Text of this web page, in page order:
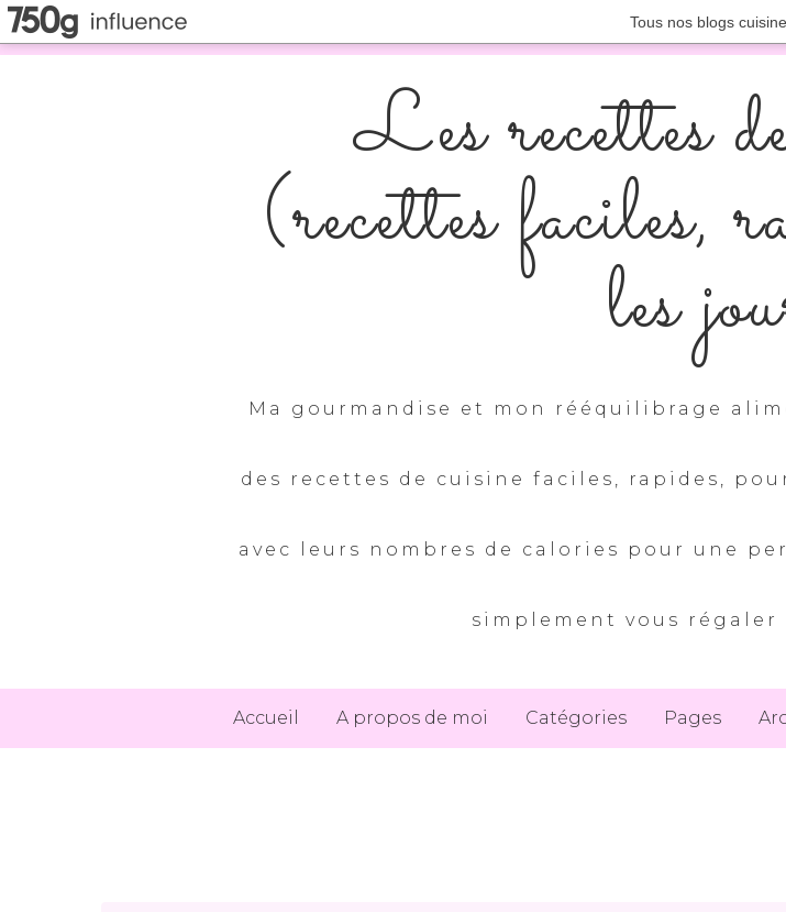
Tous nos blogs cuisine
Les recettes
(recettes faciles,
les
Ma gourmandise et mon rééquilibrage
des recettes de cuisine faciles, rapides,
avec leurs nombres de calories pour une
simplement vous régaler
Accueil A propos de moi Catégories Pages